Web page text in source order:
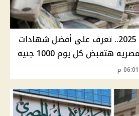
استثمار مضمون في 2025.. تعرف على أفضل شهادات
هتقبض كل يوم 1000 جنيه